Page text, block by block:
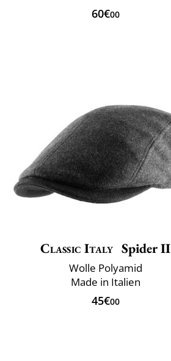
60€00
Classic Italy Spider II
Wolle Polyamid
Made in Italien
45€00